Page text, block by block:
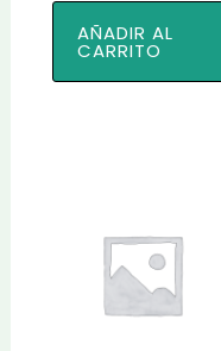
AÑADIR AL
CARRITO